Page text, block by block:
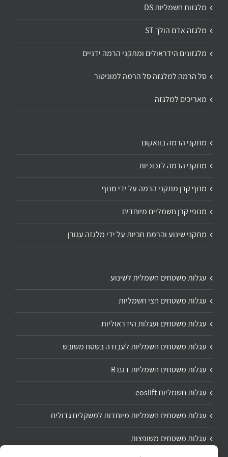
מלגזות חשמליות DS
מלגזה אדם הולך ST
מלגזונים הידראולים ומתקני הרמה ידניים
סל הרמה למלגזה סל הרמה למוניטור
מאריכים למלגזה
מתקני הרמה בוואקום
מתקני הרמה לזכוכיות
מנוף קרן מתקני הרמה על ידי מנוף
מנופי קרן חשמליים מיוחדים
מתקני שינוע והרמת חביות על ידי מלגזה עגורן
עגלות משטחים חשמלית לשינוע
עגלות משטחים חצי חשמליות
עגלות משטחים ועגלות הידראוליות
עגלות משטחים חשמליות לעבודה בשטח משובש
עגלות משטחים חשמליות דגם R
עגלות חשמליות eoslift
עגלות משטחים חשמליות מיוחדות למשקלים גדולים
עגלות משטחים משופצות